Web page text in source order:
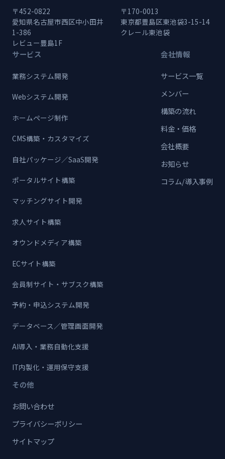
〒452-0822
愛知県名古屋市西区中小田井
1-386
レビュー豊島1F
〒170-0013
東京都豊島区東池袋3-15-14
クレール東池袋
サービス
業務システム開発
Webシステム開発
ホームページ制作
CMS構築・カスタマイズ
自社パッケージ／SaaS開発
ポータルサイト構築
マッチングサイト開発
求人サイト構築
オウンドメディア構築
ECサイト構築
会員制サイト・サブスク構築
予約・申込システム開発
データベース／管理画面開発
AI導入・業務自動化支援
IT内製化・運用保守支援
会社情報
サービス一覧
メンバー
構築の流れ
料金・価格
会社概要
お知らせ
コラム/導入事例
その他
お問い合わせ
プライバシーポリシー
サイトマップ